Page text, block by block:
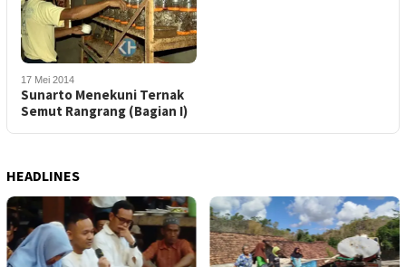
17 Mei 2014
Sunarto Menekuni Ternak
Semut Rangrang (Bagian I)
HEADLINES